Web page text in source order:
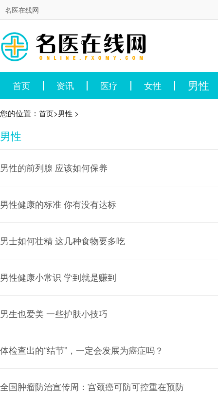
名医在线网
首页 资讯 医疗 女性 男性
您的位置： 首页>男性 >
男性
男性的前列腺 应该如何保养
男性健康的标准 你有没有达标
男士如何壮精 这几种食物要多吃
男性健康小常识 学到就是赚到
男生也爱美 一些护肤小技巧
体检查出的“结节”，一定会发展为癌症吗？
全国肿瘤防治宣传周：宫颈癌可防可控重在预防